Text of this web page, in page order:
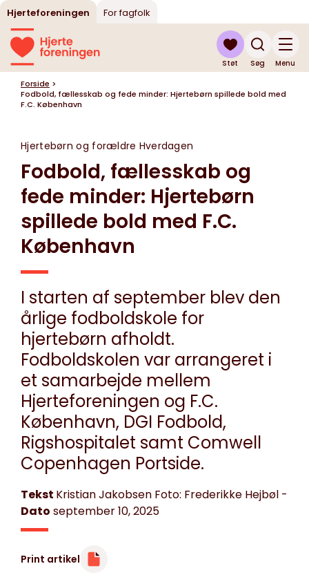
Hjerteforeningen For fagfolk
Søg
Støt Menu
Forside >
Fodbold, fællesskab og fede minder: Hjertebørn spillede bold med
F.C. København
Hjertebørn og forældre Hverdagen
Fodbold, fællesskab og
fede minder: Hjertebørn
spillede bold med F.C.
København
I starten af september blev den
årlige fodboldskole for
hjertebørn afholdt.
Fodboldskolen var arrangeret i
et samarbejde mellem
Hjerteforeningen og F.C.
København, DGI Fodbold,
Rigshospitalet samt Comwell
Copenhagen Portside.
Tekst Kristian Jakobsen Foto: Frederikke Hejbøl -
Dato september 10, 2025
Print artikel